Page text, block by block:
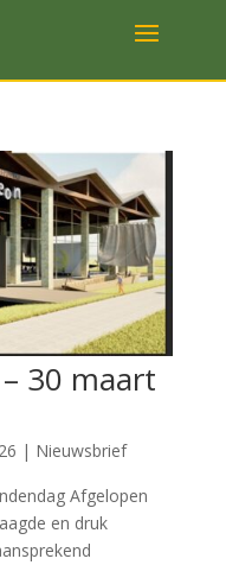
30 maart
| Nieuwsbrief
Afgelopen
en druk